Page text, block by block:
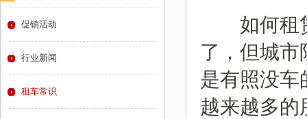
如何租赁
了，但城市
是有照没车
越来越多的
促销活动
行业新闻
租车常识